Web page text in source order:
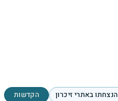
הנצחתו באתרי זיכרון הקדשות